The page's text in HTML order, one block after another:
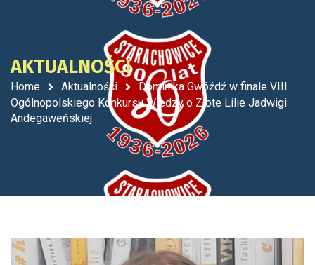
AKTUALNOŚCI
Home Aktualności
Dominika Gwóźdź w finale VIII
Ogólnopolskiego Konkursu Wiedzy o Złote Lilie Jadwigi
Andegaweńskiej